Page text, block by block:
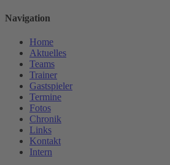
Navigation
Home
Aktuelles
Teams
Trainer
Gastspieler
Termine
Fotos
Chronik
Links
Kontakt
Intern